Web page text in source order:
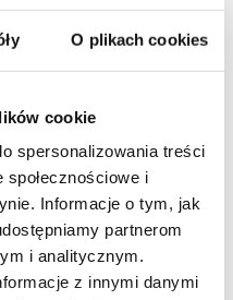
O plikach cookies
cookie
spersonalizowania treści
i
Informacje o tym, jak
partnerom
i analitycznym.
z innymi danymi
ujawniła planów
czy w przyszłości
A